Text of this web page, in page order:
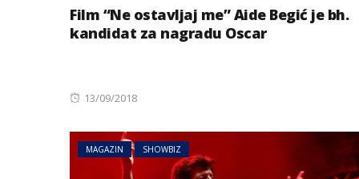
Film “Ne ostavljaj me” Aide Begić je bh.
kandidat za nagradu Oscar
Posted
13/09/2018
MAGAZIN SHOWBIZ